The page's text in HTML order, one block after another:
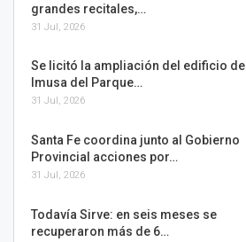
grandes recitales,…
31 Jul, 2026
Se licitó la ampliación del edificio del
Imusa del Parque…
31 Jul, 2026
Santa Fe coordina junto al Gobierno
Provincial acciones por…
31 Jul, 2026
Todavía Sirve: en seis meses se
recuperaron más de 6…